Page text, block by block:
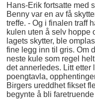
Hans-Erik fortsatte med
Benny var en av få
treffe. - Og i finalen traff
kulen uten å selv hoppe
lagets skytter, ble
fine legg inn til gris. Om
neste kule som regel
det annerledes. Litt etter
poengtavla,
Birgers ureddhet fikset
begynte å bli